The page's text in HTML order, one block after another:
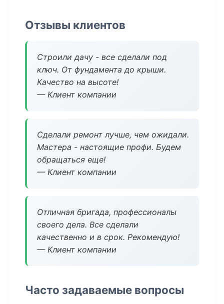
Отзывы клиентов
Строили дачу - все сделали под
ключ. От фундамента до крыши.
Качество на высоте!
— Клиент компании
Сделали ремонт лучше, чем ожидали.
Мастера - настоящие профи. Будем
обращаться еще!
— Клиент компании
Отличная бригада, профессионалы
своего дела. Все сделали
качественно и в срок. Рекомендую!
— Клиент компании
Часто задаваемые вопросы